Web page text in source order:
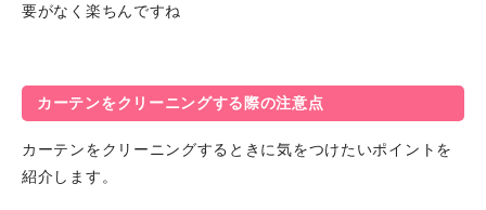
要がなく楽ちんですね
カーテンをクリーニングする際の注意点
カーテンをクリーニングするときに気をつけたいポイントを
紹介します。